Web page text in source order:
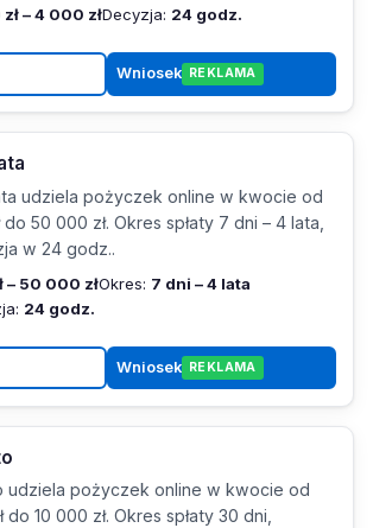
– 4 000 złDecyzja: 24 godz.
Wniosek REKLAMA
udziela pożyczek online w kwocie od
do 50 000 zł. Okres spłaty 7 dni – 4 lata,
w 24 godz..
– 50 000 złOkres: 7 dni – 4 lata
24 godz.
Wniosek REKLAMA
udziela pożyczek online w kwocie od
do 10 000 zł. Okres spłaty 30 dni,